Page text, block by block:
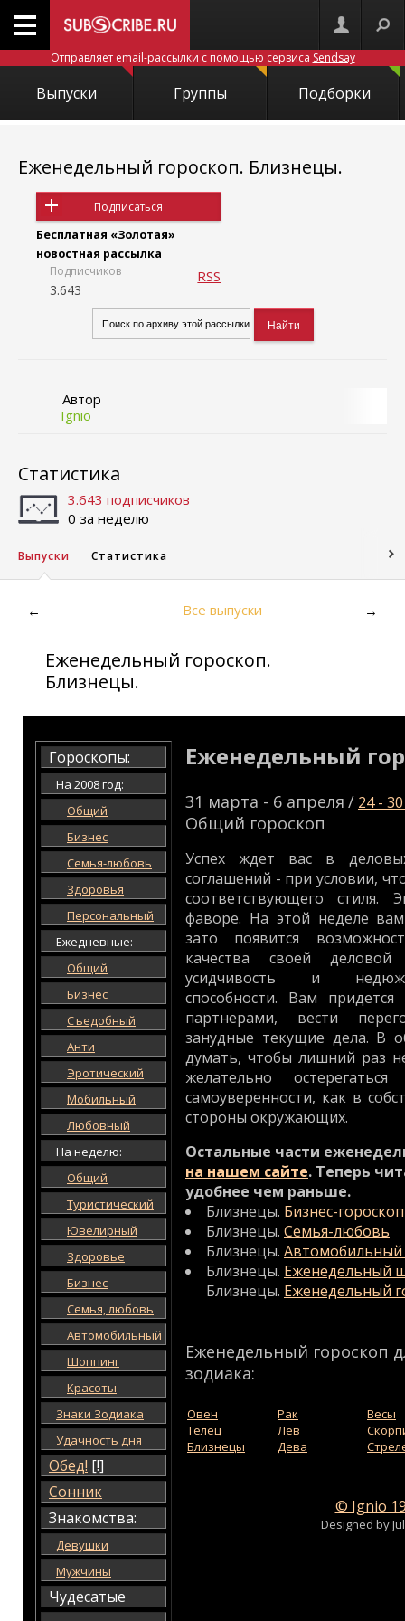
Отправляет email-рассылки с помощью сервиса Sendsay
Выпуски Группы Подборки
Еженедельный гороскоп. Близнецы.
Подписаться
Бесплатная «Золотая»
новостная рассылка
Подписчиков
3.643
RSS
Автор
Ignio
Статистика
3.643 подписчиков
0 за неделю
Выпуски Статистика
← Все выпуски →
Еженедельный гороскоп.
Близнецы.
Гороскопы:
На 2008 год:
Общий
Бизнес
Семья-любовь
Здоровья
Персональный
Ежедневные:
Общий
Бизнес
Съедобный
Анти
Эротический
Мобильный
Любовный
На неделю:
Общий
Туристический
Ювелирный
Здоровье
Бизнес
Семья, любовь
Автомобильный
Шоппинг
Красоты
Знаки Зодиака
Удачность дня
Обед! [!]
Сонник
Знакомства:
Девушки
Мужчины
Чудесатые
Еженедельный
31 марта - 6 апреля / 24 -
Общий гороскоп
Успех ждет вас в
соглашений - при условии,
соответствующего стиля.
фаворе. На этой неделе
зато появится
качества своей
усидчивость и
способности. Вам
партнерами, вести
занудные текущие дела. В
думать, чтобы лишний раз
желательно
самоуверенности, как в
стороны окружающих.
Остальные части
на нашем сайте. Теперь
удобнее чем раньше.
Близнецы. Бизнес-гороскоп
Близнецы. Семья-любовь
Близнецы. Автомобильный
Близнецы. Еженедельный
Близнецы. Еженедельный
Еженедельный гороскоп
зодиака:
Овен
Телец
Близнецы
Рак
Лев
Дева
Весы
© Ignio
Designed by